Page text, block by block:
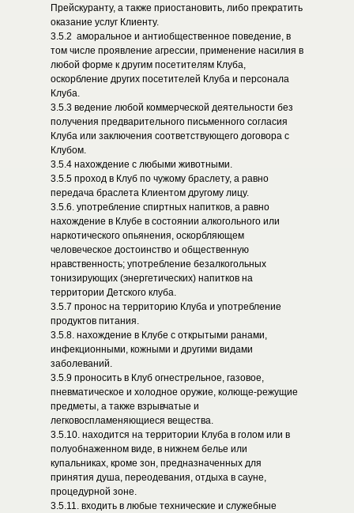
Прейскуранту, а также приостановить, либо прекратить
оказание услуг Клиенту.
3.5.2 аморальное и антиобщественное поведение, в
том числе проявление агрессии, применение насилия в
любой форме к другим посетителям Клуба,
оскорбление других посетителей Клуба и персонала
Клуба.
3.5.3 ведение любой коммерческой деятельности без
получения предварительного письменного согласия
Клуба или заключения соответствующего договора с
Клубом.
3.5.4 нахождение с любыми животными.
3.5.5 проход в Клуб по чужому браслету, а равно
передача браслета Клиентом другому лицу.
3.5.6. употребление спиртных напитков, а равно
нахождение в Клубе в состоянии алкогольного или
наркотического опьянения, оскорбляющем
человеческое достоинство и общественную
нравственность; употребление безалкогольных
тонизирующих (энергетических) напитков на
территории Детского клуба.
3.5.7 пронос на территорию Клуба и употребление
продуктов питания.
3.5.8. нахождение в Клубе с открытыми ранами,
инфекционными, кожными и другими видами
заболеваний.
3.5.9 проносить в Клуб огнестрельное, газовое,
пневматическое и холодное оружие, колюще-режущие
предметы, а также взрывчатые и
легковоспламеняющиеся вещества.
3.5.10. находится на территории Клуба в голом или в
полуобнаженном виде, в нижнем белье или
купальниках, кроме зон, предназначенных для
принятия душа, переодевания, отдыха в сауне,
процедурной зоне.
3.5.11. входить в любые технические и служебные